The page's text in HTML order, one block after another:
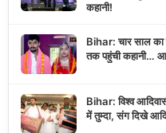
कहानी!
Bihar: चार साल
तक पहुंची कहानी…
Bihar: विश्व
में तुम्दा, संग दिखे